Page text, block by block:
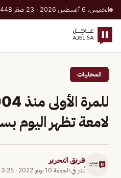
الخميس، 6 أغسطس 2026 · 23 صفر 1448 هـ
المحليات
لامعة تظهر اليوم
فريق التحرير
نُشر في الجمعة 10 يونيو 2022 · 3:25 ص